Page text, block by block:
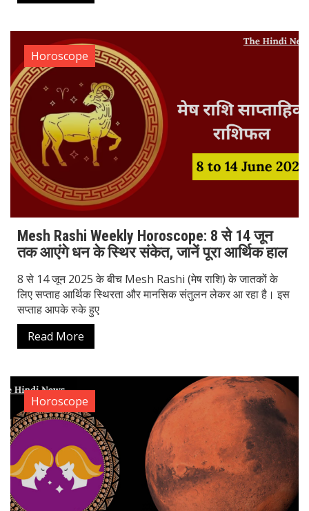
Horoscope
Mesh Rashi Weekly Horoscope: 8 से 14 जून
तक आएंगे धन के स्थिर संकेत, जानें पूरा आर्थिक हाल
8 से 14 जून 2025 के बीच Mesh Rashi (मेष राशि) के जातकों के
लिए सप्ताह आर्थिक स्थिरता और मानसिक संतुलन लेकर आ रहा है। इस
सप्ताह आपके रुके हुए
Read More
Horoscope